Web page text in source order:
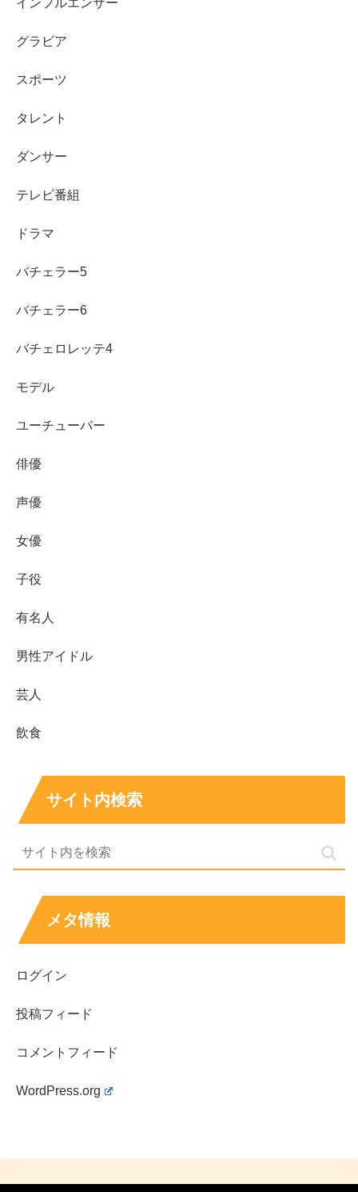
上記したインスタグラムのコメント欄でも、「結婚したか
いうコメントもあったので、
まだご結婚はされてないようですね！
で、ご結婚されていても不思議ではない年齢
いいお相手がいらっしゃれば、結婚の報道もそう遠くはな
ところで、荒井つかささんがまだ結婚されていないとなる
よね！
調べてみましたので、以下より解説していきますね！
彼氏や好きなタイプについても気になる！
も気になったので、調べてみました！
などはなく、SNSの画像でも男の影や何か匂わせるよう
な投稿もなく、
グラビア
スポーツ
タレント
ダンサー
テレビ番組
ドラマ
バチェラー5
バチェラー6
バチェロレッテ4
モデル
ユーチューバー
俳優
声優
女優
子役
有名人
男性アイドル
芸人
飲食
サイト内検索
メタ情報
ログイン
投稿フィード
コメントフィード
WordPress.org